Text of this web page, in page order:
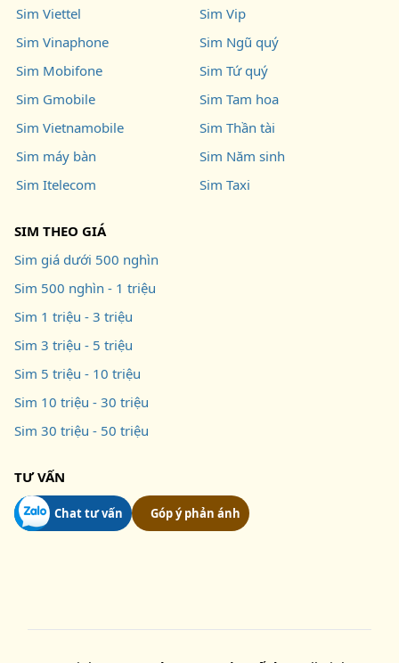
Sim Viettel
Sim Vinaphone
Sim Mobifone
Sim Gmobile
Sim Vietnamobile
Sim máy bàn
Sim Itelecom
Sim Vip
Sim Ngũ quý
Sim Tứ quý
Sim Tam hoa
Sim Thần tài
Sim Năm sinh
Sim Taxi
SIM THEO GIÁ
Sim giá dưới 500 nghìn
Sim 500 nghìn - 1 triệu
Sim 1 triệu - 3 triệu
Sim 3 triệu - 5 triệu
Sim 5 triệu - 10 triệu
Sim 10 triệu - 30 triệu
Sim 30 triệu - 50 triệu
TƯ VẤN
Chat tư vấn Góp ý phản ánh